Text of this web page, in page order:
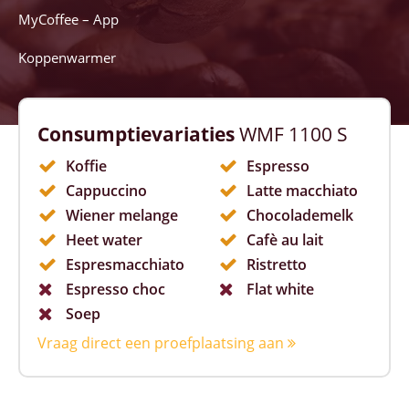
MyCoffee – App
Koppenwarmer
ConsumptievariatiesWMF 1100 S
Koffie
Espresso
Cappuccino
Latte macchiato
Wiener melange
Chocolademelk
Heet water
Cafè au lait
Espresmacchiato
Ristretto
Espresso choc
Flat white
Soep
Vraag direct een proefplaatsing aan